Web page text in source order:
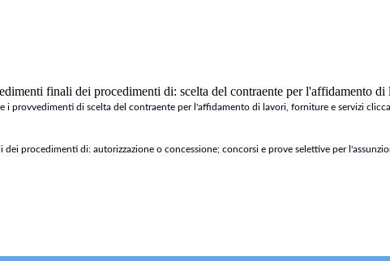
finali dei procedimenti di: scelta del contraente per l'affidamento
i provvedimenti di scelta del contraente per l'affidamento di lavori, forniture e servizi
procedimenti di: autorizzazione o concessione; concorsi e prove selettive per